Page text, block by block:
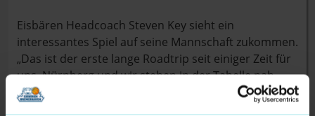
Eisbären Headcoach Steven Key sieht ein
interessantes Spiel auf seine Mannschaft zukommen.
„Das ist der erste lange Roadtrip seit einiger Zeit für
uns. Nürnberg und wir stehen in der Tabelle nah
beieinander. Wir spielen beide noch nicht richtig